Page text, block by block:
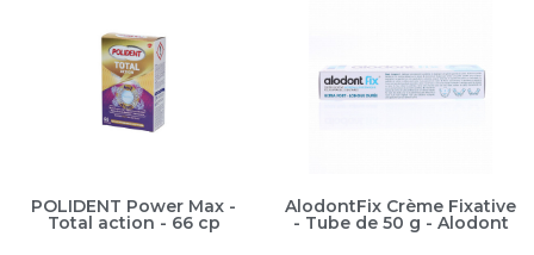
POLIDENT Power Max -
Total action - 66 cp
AlodontFix Crème Fixative
- Tube de 50 g - Alodont